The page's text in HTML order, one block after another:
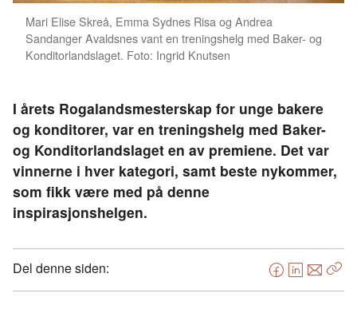
Mari Elise Skreå, Emma Sydnes Risa og Andrea
Sandanger Avaldsnes vant en treningshelg med Baker- og
Konditorlandslaget. Foto: Ingrid Knutsen
I årets Rogalandsmesterskap for unge bakere
og konditorer, var en treningshelg med Baker-
og Konditorlandslaget en av premiene. Det var
vinnerne i hver kategori, samt beste nykommer,
som fikk være med på denne
inspirasjonshelgen.
Del denne siden:
F
a
L
i
E
-